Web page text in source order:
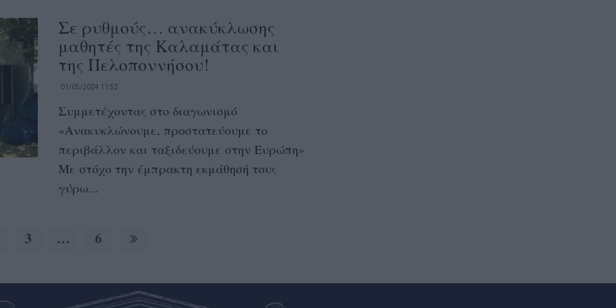
Σε ρυθμούς… ανακύκλωσης
μαθητές της Καλαμάτας και
της Πελοποννήσου!
01/05/2024 11:52
Συμμετέχοντας στο διαγωνισμό
«Ανακυκλώνουμε, προστατεύουμε το
περιβάλλον και ταξιδεύουμε στην Ευρώπη»
Με στόχο την έμπρακτη εκμάθησή τους
γύρω...
3 … 6